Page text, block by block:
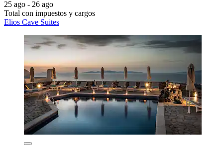
25 ago - 26 ago
Total con impuestos y cargos
Elios Cave Suites